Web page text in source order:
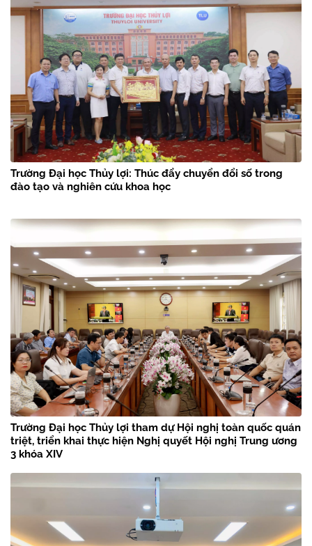
Trường Đại học Thủy lợi: Thúc đẩy chuyển đổi số trong
đào tạo và nghiên cứu khoa học
Trường Đại học Thủy lợi tham dự Hội nghị toàn quốc quán
triệt, triển khai thực hiện Nghị quyết Hội nghị Trung ương
3 khóa XIV